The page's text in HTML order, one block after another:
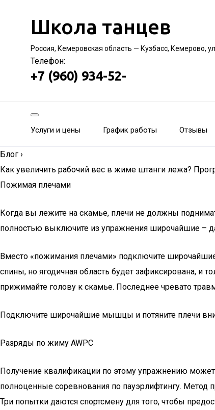
Школа танцев
Россия, Кемеровская область — Кузбасс, Кемерово,
Телефон:
+7 (960) 934-52-
Услуги и цены График работы Отзывы
Блог ›
Как увеличить рабочий вес в жиме штанги лежа?
Пожимая плечами
Когда вы лежите на скамье, плечи не должны
полностью выключите из упражнения широчайшие –
Вместо «пожимания плечами» подключите
спины, но ягодичная область будет зафиксирована, и
прижимайте голову к скамье. Последнее чревато
Подключите широчайшие мышцы и потяните плечи
Разряды по жиму AWPC
Получение квалификации по этому упражнению может
полноценные соревнования по пауэрлифтингу.
Три попытки даются спортсмену для того, чтобы